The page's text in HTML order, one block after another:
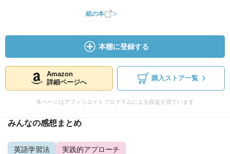
紙の本
本棚に登録する
Amazon
詳細ページへ
購入ストア一覧
本ページはアフィリエイトプログラムによる収益を得ています
みんなの感想まとめ
英語学習法
実践的アプローチ